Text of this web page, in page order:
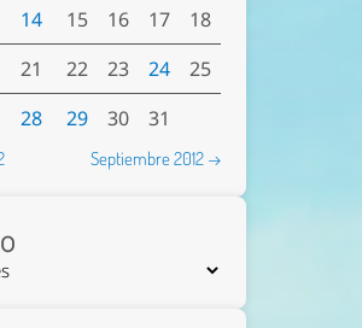
14 15 16 17
18
21 22 23 24
25
28 29 30 31
Septiembre 2012 →